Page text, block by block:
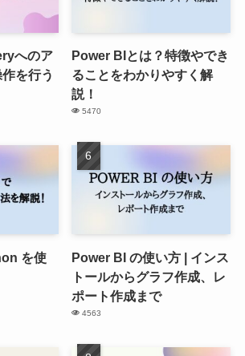
へのア
を行う
Power BIとは？特徴やでき
ることをわかりやすく解
説！
5470
を使
Power BI の使い方 | インス
トールからグラフ作成、レ
ポート作成まで
4563